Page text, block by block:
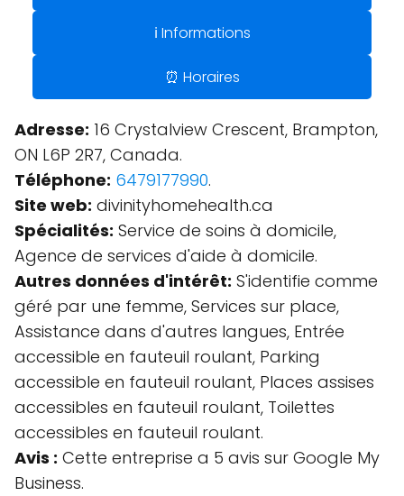
ℹ️ Informations
⏰ Horaires
Adresse: 16 Crystalview Crescent, Brampton,
ON L6P 2R7, Canada.
Téléphone: 6479177990.
Site web: divinityhomehealth.ca
Spécialités: Service de soins à domicile,
Agence de services d'aide à domicile.
Autres données d'intérêt: S'identifie comme
géré par une femme, Services sur place,
Assistance dans d'autres langues, Entrée
accessible en fauteuil roulant, Parking
accessible en fauteuil roulant, Places assises
accessibles en fauteuil roulant, Toilettes
accessibles en fauteuil roulant.
Avis : Cette entreprise a 5 avis sur Google My
Business.